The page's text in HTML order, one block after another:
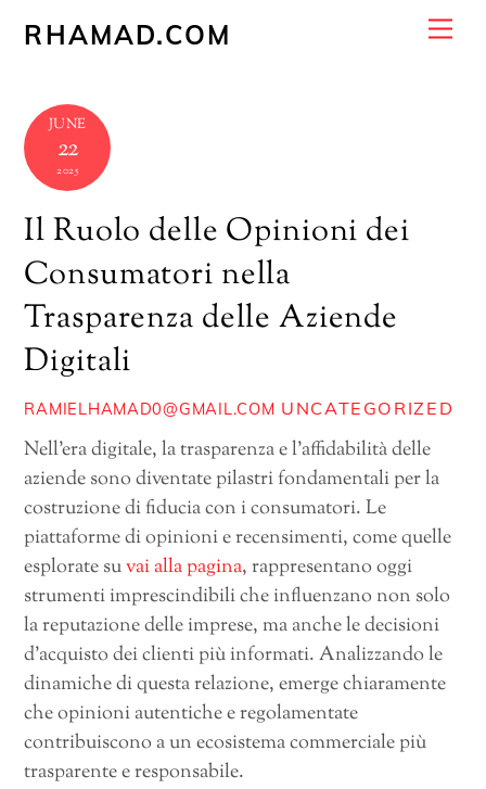
RHAMAD.COM
JUNE
22
2025
Il Ruolo delle Opinioni dei
Consumatori nella
Trasparenza delle Aziende
Digitali
RAMIELHAMAD0@GMAIL.COM UNCATEGORIZED
Nell’era digitale, la trasparenza e l’affidabilità delle
aziende sono diventate pilastri fondamentali per la
costruzione di fiducia con i consumatori. Le
piattaforme di opinioni e recensimenti, come quelle
esplorate suvai alla pagina, rappresentano oggi
strumenti imprescindibili che influenzano non solo
la reputazione delle imprese, ma anche le decisioni
d’acquisto dei clienti più informati. Analizzando le
dinamiche di questa relazione, emerge chiaramente
che opinioni autentiche e regolamentate
contribuiscono a un ecosistema commerciale più
trasparente e responsabile.